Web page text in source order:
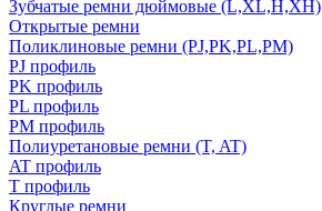
Зубчатые ремни дюймовые (L,XL,H,XH)
Открытые ремни
Поликлиновые ремни (PJ,PK,PL,PM)
PJ профиль
PK профиль
PL профиль
PM профиль
Полиуретановые ремни (T, AT)
AT профиль
T профиль
Круглые ремни